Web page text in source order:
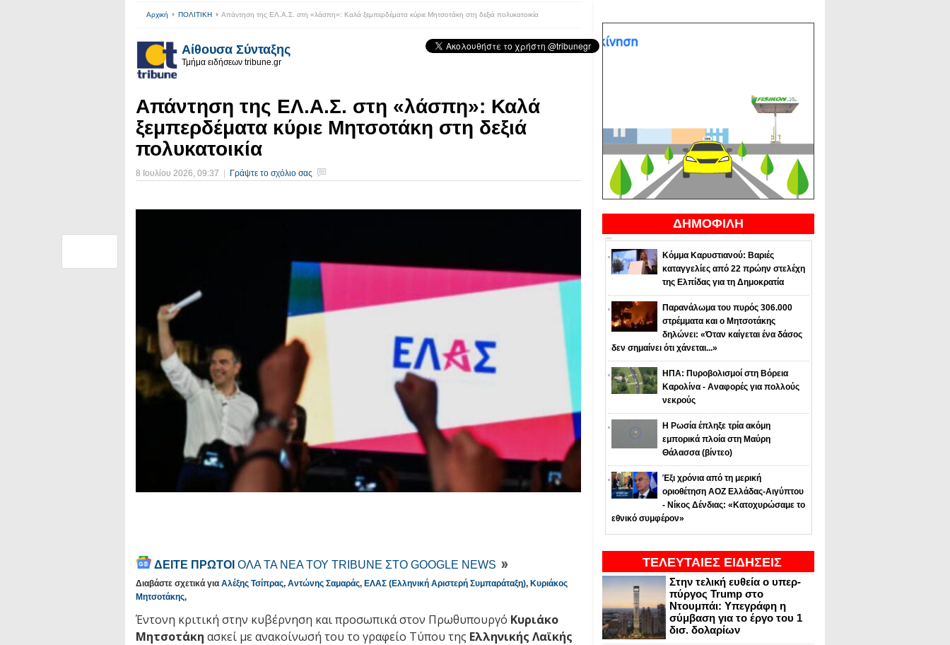
ΔΗΜΟΦΙΛΗ
Κόμμα Καρυστιανού: Βαριές
καταγγελίες από 22 πρώην στελέχη
της Ελπίδας για τη Δημοκρατία
Παρανάλωμα του πυρός 306.000
στρέμματα και ο Μητσοτάκης
δηλώνει: «Όταν καίγεται ένα δάσος
δεν σημαίνει ότι χάνεται...»
ΗΠΑ: Πυροβολισμοί στη Βόρεια
Καρολίνα - Αναφορές για πολλούς
νεκρούς
Η Ρωσία έπληξε τρία ακόμη
εμπορικά πλοία στη Μαύρη
Θάλασσα (βίντεο)
Έξι χρόνια από τη μερική
οριοθέτηση ΑΟΖ Ελλάδας-Αιγύπτου
- Νίκος Δένδιας: «Κατοχυρώσαμε το
εθνικό συμφέρον»
ΤΕΛΕΥΤΑΙΕΣ ΕΙΔΗΣΕΙΣ
Στην τελική ευθεία ο υπερ-
πύργος Trump στο
Ντουμπάι: Υπεγράφη η
σύμβαση για το έργο του 1
δισ. δολαρίων
Αρχική ΠΟΛΙΤΙΚΗ Απάντηση της ΕΛ.Α.Σ. στη «λάσπη»: Καλά ξεμπερδέματα κύριε Μητσοτάκη στη δεξιά πολυκατοικία
Αίθουσα Σύνταξης
Τμήμα ειδήσεων tribune.gr
Απάντηση της ΕΛ.Α.Σ. στη «λάσπη»: Καλά
ξεμπερδέματα κύριε Μητσοτάκη στη δεξιά
πολυκατοικία
8 Ιουλίου 2026, 09:37 Γράψτε το σχόλιο σας
ΔΕΙΤΕ ΠΡΩΤΟΙ ΟΛΑ ΤΑ ΝΕΑ ΤΟΥ TRIBUNE ΣΤΟ GOOGLE NEWS
Διαβάστε σχετικά για Αλέξης Τσίπρας, Αντώνης Σαμαράς, ΕΛΑΣ (Ελληνική Αριστερή Συμπαράταξη), Κυριάκος
Μητσοτάκης,
Έντονη κριτική στην κυβέρνηση και προσωπικά στον Πρωθυπουργό Κυριάκο
Μητσοτάκη ασκεί με ανακοίνωσή του το γραφείο Τύπου της Ελληνικής Λαϊκής